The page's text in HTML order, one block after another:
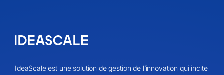
IdeaScale est une solution de gestion de l’innovation qui incite